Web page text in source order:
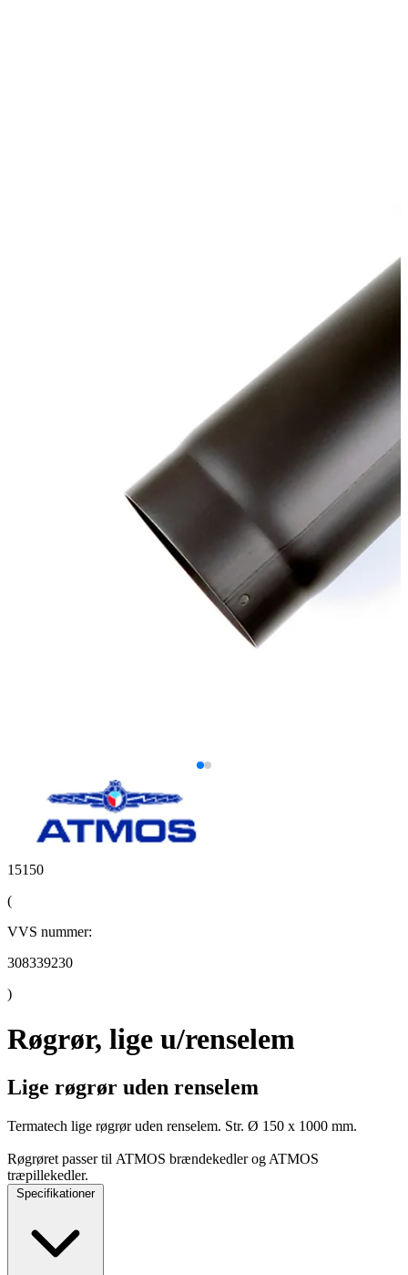
15150
(
VVS nummer:
308339230
)
Røgrør, lige u/renselem
Lige røgrør uden renselem
Termatech lige røgrør uden renselem. Str. Ø 150 x 1000 mm.
Røgrøret passer til ATMOS brændekedler og ATMOS
træpillekedler.
Specifikationer